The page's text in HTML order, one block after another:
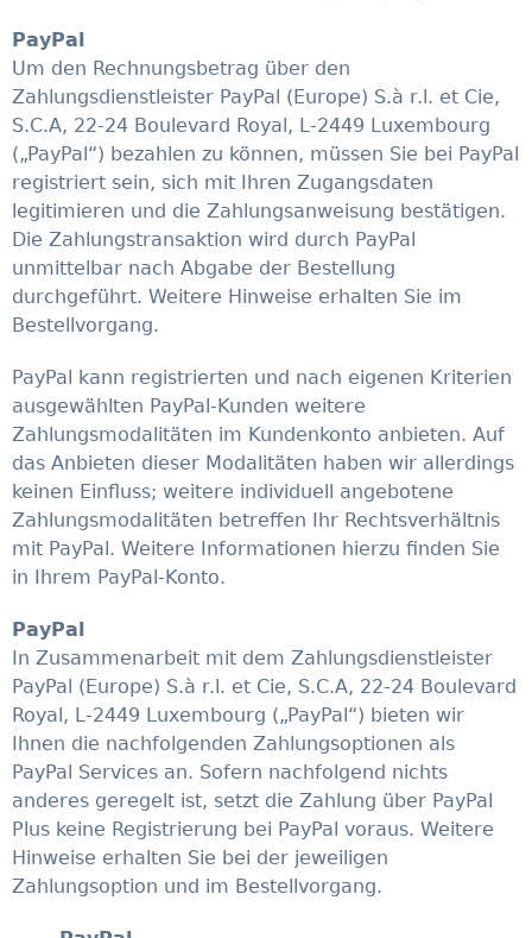
PayPal
Um den Rechnungsbetrag über den
Zahlungsdienstleister PayPal (Europe) S.à r.l. et Cie,
S.C.A, 22-24 Boulevard Royal, L-2449 Luxembourg
(„PayPal“) bezahlen zu können, müssen Sie bei PayPal
registriert sein, sich mit Ihren Zugangsdaten
legitimieren und die Zahlungsanweisung bestätigen.
Die Zahlungstransaktion wird durch PayPal
unmittelbar nach Abgabe der Bestellung
durchgeführt. Weitere Hinweise erhalten Sie im
Bestellvorgang.
PayPal kann registrierten und nach eigenen Kriterien
ausgewählten PayPal-Kunden weitere
Zahlungsmodalitäten im Kundenkonto anbieten. Auf
das Anbieten dieser Modalitäten haben wir allerdings
keinen Einfluss; weitere individuell angebotene
Zahlungsmodalitäten betreffen Ihr Rechtsverhältnis
mit PayPal. Weitere Informationen hierzu finden Sie
in Ihrem PayPal-Konto.
PayPal
In Zusammenarbeit mit dem Zahlungsdienstleister
PayPal (Europe) S.à r.l. et Cie, S.C.A, 22-24 Boulevard
Royal, L-2449 Luxembourg („PayPal“) bieten wir
Ihnen die nachfolgenden Zahlungsoptionen als
PayPal Services an. Sofern nachfolgend nichts
anderes geregelt ist, setzt die Zahlung über PayPal
Plus keine Registrierung bei PayPal voraus. Weitere
Hinweise erhalten Sie bei der jeweiligen
Zahlungsoption und im Bestellvorgang.